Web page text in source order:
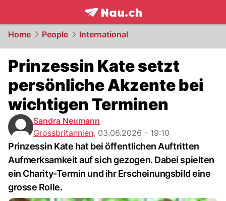
frontpage.NAU.ch
Home People International
Prinzessin Kate setzt
persönliche Akzente bei
wichtigen Terminen
Sandra Neumann
Grossbritannien, 03.06.2026 - 19:10
Prinzessin Kate hat bei öffentlichen Auftritten
Aufmerksamkeit auf sich gezogen. Dabei spielten
ein Charity-Termin und ihr Erscheinungsbild eine
grosse Rolle.